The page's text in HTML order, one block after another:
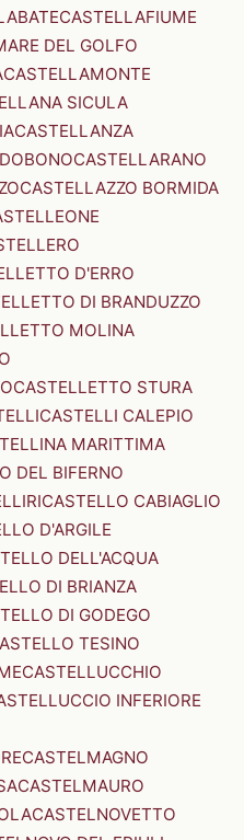
CASTELLAFIUME
DEL GOLFO
CASTELLAMONTE
SICULA
CASTELLANZA
CASTELLARANO
CASTELLAZZO BORMIDA
D'ERRO
DI BRANDUZZO
MOLINA
CASTELLETTO STURA
CASTELLI CALEPIO
MARITTIMA
DEL BIFERNO
CASTELLO CABIAGLIO
D'ARGILE
DELL'ACQUA
DI BRIANZA
DI GODEGO
TESINO
CASTELLUCCHIO
INFERIORE
CASTELMAGNO
CASTELMAURO
CASTELNOVETTO